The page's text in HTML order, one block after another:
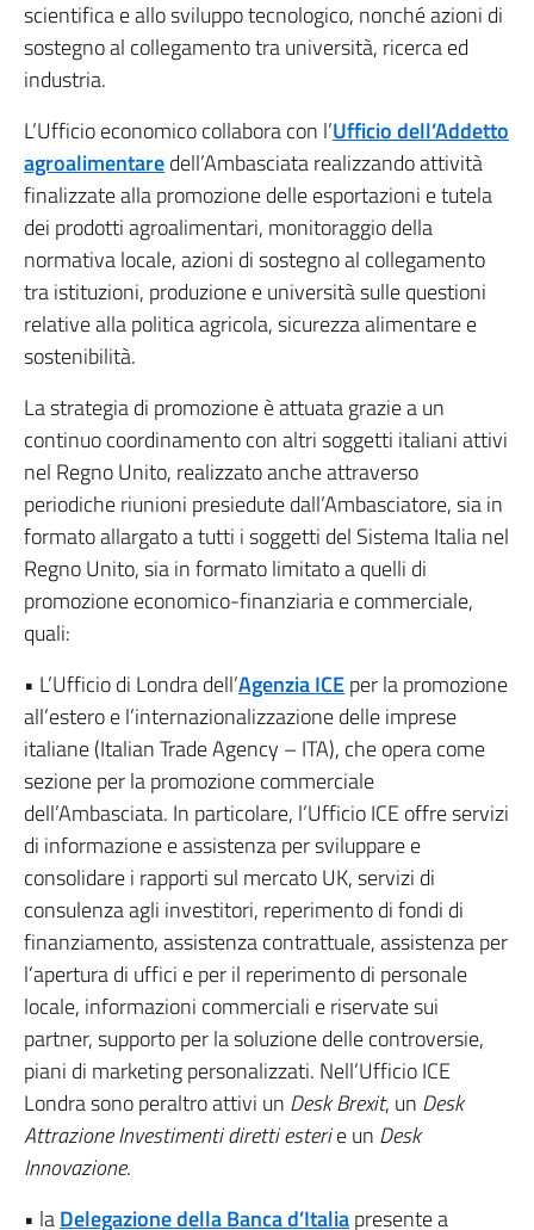
scientifica e allo sviluppo tecnologico, nonché azioni di
sostegno al collegamento tra università, ricerca ed
industria.
L’Ufficio economico collabora con l’Ufficio dell’Addetto
agroalimentaredell’Ambasciata realizzando attività
finalizzate alla promozione delle esportazioni e tutela
dei prodotti agroalimentari, monitoraggio della
normativa locale, azioni di sostegno al collegamento
tra istituzioni, produzione e università sulle questioni
relative alla politica agricola, sicurezza alimentare e
sostenibilità.
La strategia di promozione è attuata grazie a un
continuo coordinamento con altri soggetti italiani attivi
nel Regno Unito, realizzato anche attraverso
periodiche riunioni presiedute dall’Ambasciatore, sia in
formato allargato a tutti i soggetti del Sistema Italia nel
Regno Unito, sia in formato limitato a quelli di
promozione economico-finanziaria e commerciale,
quali:
• L’Ufficio di Londra dell’Agenzia ICEper la promozione
all’estero e l’internazionalizzazione delle imprese
italiane (Italian Trade Agency – ITA), che opera come
sezione per la promozione commerciale
dell’Ambasciata. In particolare, l’Ufficio ICE offre servizi
di informazione e assistenza per sviluppare e
consolidare i rapporti sul mercato UK, servizi di
consulenza agli investitori, reperimento di fondi di
finanziamento, assistenza contrattuale, assistenza per
l’apertura di uffici e per il reperimento di personale
locale, informazioni commerciali e riservate sui
partner, supporto per la soluzione delle controversie,
piani di marketing personalizzati. Nell’Ufficio ICE
Londra sono peraltro attivi un Desk Brexit, un Desk
Attrazione Investimenti diretti esterie un Desk
Innovazione.
• laDelegazione della Banca d’Italiapresente a